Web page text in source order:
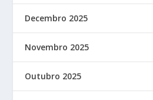
Decembro 2025
Novembro 2025
Outubro 2025